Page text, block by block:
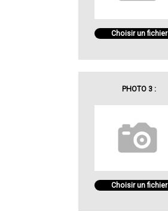
Choisir un fichier
PHOTO 3 :
Choisir un fichier